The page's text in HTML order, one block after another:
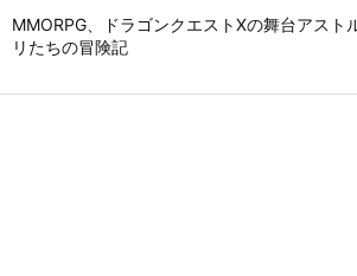
MMORPG、ドラゴンクエストⅩの舞台アスト
リたちの冒険記